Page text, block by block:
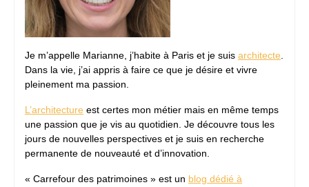
Je m’appelle Marianne, j’habite à Paris et je suis architecte.
Dans la vie, j’ai appris à faire ce que je désire et vivre
pleinement ma passion.
L’architecture est certes mon métier mais en même temps
une passion que je vis au quotidien. Je découvre tous les
jours de nouvelles perspectives et je suis en recherche
permanente de nouveauté et d’innovation.
« Carrefour des patrimoines » est un blog dédié à